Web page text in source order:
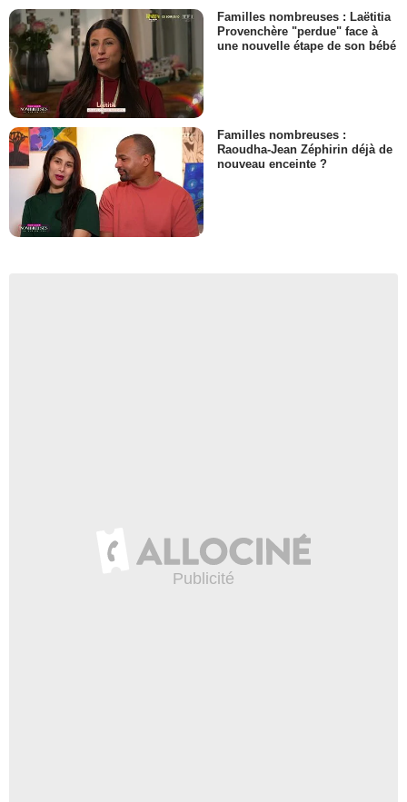
Familles nombreuses : Laëtitia
Provenchère "perdue" face à
une nouvelle étape de son bébé
Familles nombreuses :
Raoudha-Jean Zéphirin déjà de
nouveau enceinte ?